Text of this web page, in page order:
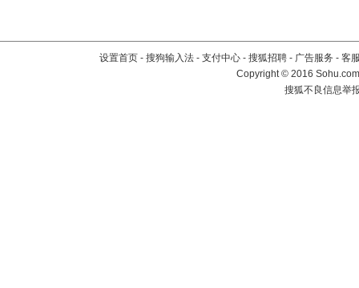
设置首页 - 搜狗输入法 - 支付中心 - 搜狐招聘 - 广告服务 - 客
Copyright©2016
搜狐不良信息举